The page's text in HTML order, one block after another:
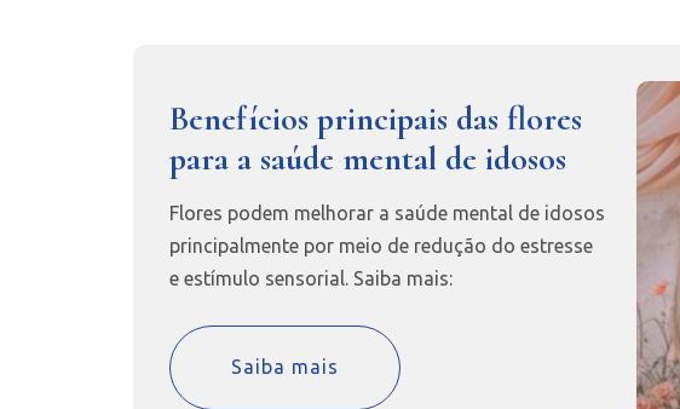
Benefícios principais das flores
para a saúde mental de idosos
Flores podem melhorar a saúde mental de idosos
principalmente por meio de redução do estresse
e estímulo sensorial. Saiba mais:
Saiba mais